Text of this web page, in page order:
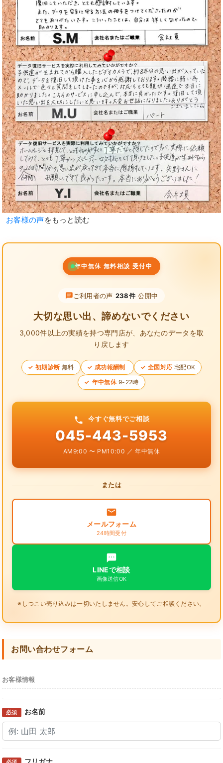
お客様の声をもっと読む
年中無休 無料相談 受付中
ご利用者の声 238件 公開中
大切な思い出、諦めないでください
3,000件以上の実績を持つ専門店が、 あなたのデータを取
り戻します
初期診断 無料 成功報酬制 全国対応 宅配OK
年中無休 9-22時
今すぐ無料でご相談
045-443-5953
AM9:00 〜 PM10:00 ／ 年中無休
または
メールフォーム
24時間受付
LINEで相談
画像送信OK
※しつこい売り込みは一切いたしません。安心してご相談ください。
お問い合わせフォーム
お客様情報
必須 お名前